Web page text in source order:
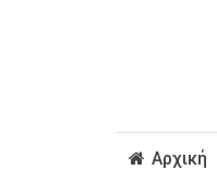
Αρχική